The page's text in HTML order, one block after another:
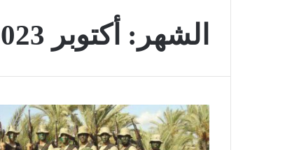
الشهر: أكتوبر 2023